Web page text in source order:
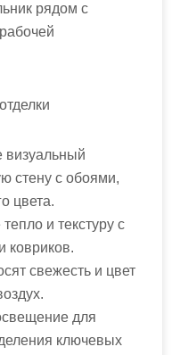
рядом с
визуальный
стену с обоями,
цвета.
и текстуру с
ковриков.
свежесть и цвет
для
ключевых